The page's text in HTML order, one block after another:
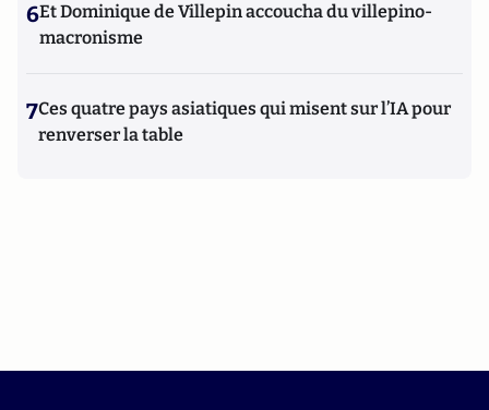
6Et Dominique de Villepin accoucha du villepino-
macronisme
7Ces quatre pays asiatiques qui misent sur l’IA pour
renverser la table